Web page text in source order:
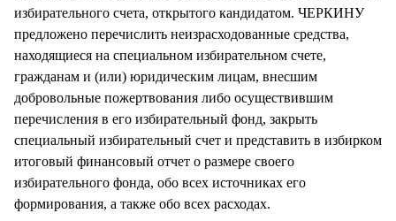
избирательного счета, открытого кандидатом. ЧЕРКИНУ
предложено перечислить неизрасходованные средства,
находящиеся на специальном избирательном счете,
гражданам и (или) юридическим лицам, внесшим
добровольные пожертвования либо осуществившим
перечисления в его избирательный фонд, закрыть
специальный избирательный счет и представить в избирком
итоговый финансовый отчет о размере своего
избирательного фонда, обо всех источниках его
формирования, а также обо всех расходах.